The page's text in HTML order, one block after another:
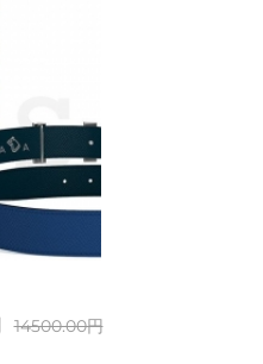
14500.00円